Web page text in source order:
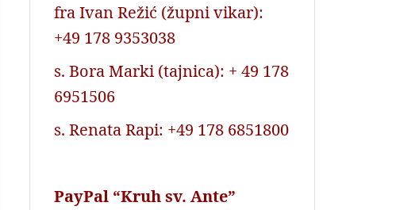
fra Ivan Režić (župni vikar):
+49 178 9353038
s. Bora Marki (tajnica): + 49 178
6951506
s. Renata Rapi: +49 178 6851800
PayPal “Kruh sv. Ante”